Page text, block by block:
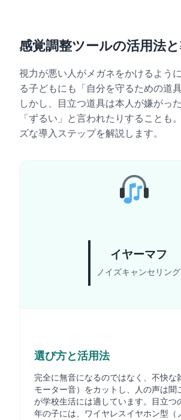
感覚調整ツールの活用法
視力が悪い人がメガネをかけるよう
る子どもにも「自分を守るための道
しかし、目立つ道具は本人が嫌がっ
「ずるい」と言われたりすることも
ズな導入ステップを解説します。
イヤーマフ
ノイズキャンセリング
選び方と活用法
完全に無音になるのではなく、不快な
モーター音）をカットし、人の声は聞
が学校生活には適しています。目立つ
年の子には、ワイヤレスイヤホン型（